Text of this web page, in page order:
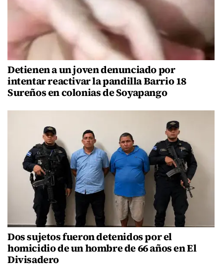
Detienen a un joven denunciado por
intentar reactivar la pandilla Barrio 18
Sureños en colonias de Soyapango
Dos sujetos fueron detenidos por el
homicidio de un hombre de 66 años en El
Divisadero